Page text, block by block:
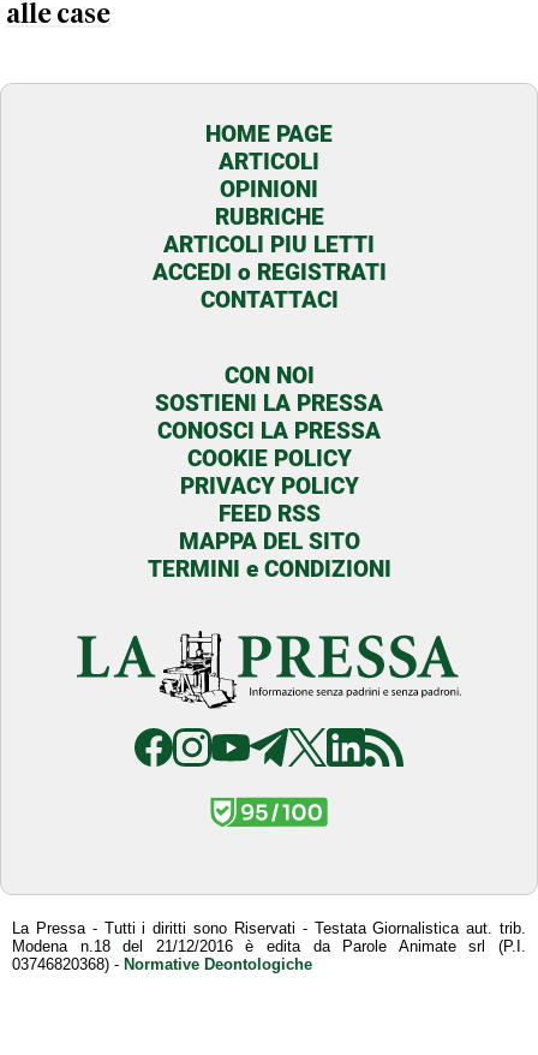
alle case
HOME PAGE
ARTICOLI
OPINIONI
RUBRICHE
ARTICOLI PIU LETTI
ACCEDI o REGISTRATI
CONTATTACI
CON NOI
SOSTIENI LA PRESSA
CONOSCI LA PRESSA
COOKIE POLICY
PRIVACY POLICY
FEED RSS
MAPPA DEL SITO
TERMINI e CONDIZIONI
La Pressa - Tutti i diritti sono Riservati - Testata Giornalistica aut. trib.
Modena n.18 del 21/12/2016 è edita da Parole Animate srl (P.I.
03746820368) - Normative Deontologiche